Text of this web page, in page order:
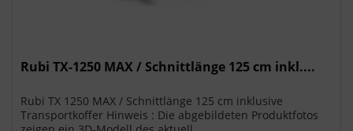
Rubi TX-1250 MAX / Schnittlänge 125 cm inkl....
Rubi TX 1250 MAX / Schnittlänge 125 cm inklusive
Transportkoffer Hinweis : Die abgebildeten Produktfotos